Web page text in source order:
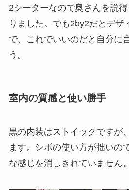
2シーターなので奥さんを説
りました。でも2by2だとデザ
で、これでいいのだと自分に
う。
室内の質感と使い勝手
黒の内装はストイックですが
ます。シボの使い方が拙いの
な感じを消しきれていません。